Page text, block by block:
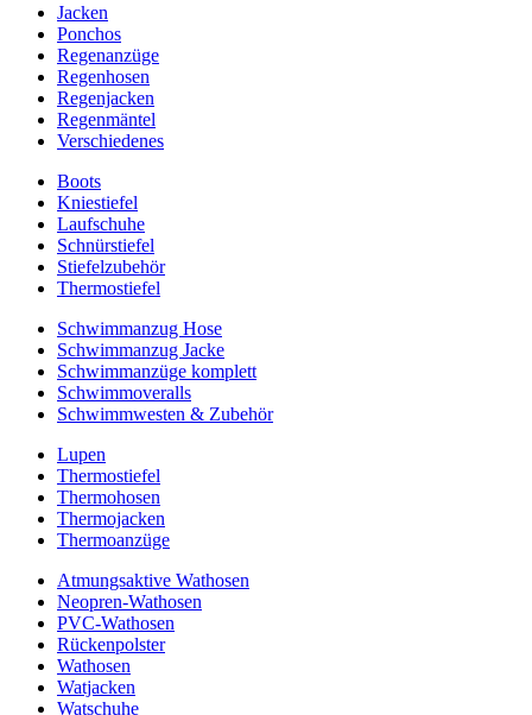
Jacken
Ponchos
Regenanzüge
Regenhosen
Regenjacken
Regenmäntel
Verschiedenes
Boots
Kniestiefel
Laufschuhe
Schnürstiefel
Stiefelzubehör
Thermostiefel
Schwimmanzug Hose
Schwimmanzug Jacke
Schwimmanzüge komplett
Schwimmoveralls
Schwimmwesten & Zubehör
Lupen
Thermostiefel
Thermohosen
Thermojacken
Thermoanzüge
Atmungsaktive Wathosen
Neopren-Wathosen
PVC-Wathosen
Rückenpolster
Wathosen
Watjacken
Watschuhe